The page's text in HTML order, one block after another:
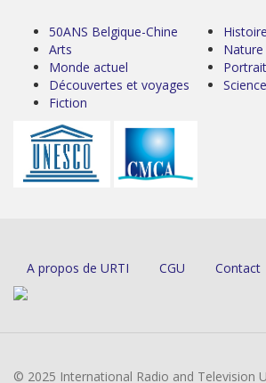
50ANS Belgique-Chine
Arts
Monde actuel
Découvertes et voyages
Fiction
Histoire
Nature
A propos de URTI CGU Contact
© 2025 International Radio and Television